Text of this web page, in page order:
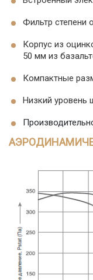
Фильтр степени
Корпус из
50 мм из
Компактные
Низкий уровень